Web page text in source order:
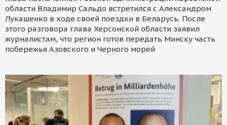
области Владимир Сальдо встретился с Александром
Лукашенко в ходе своей поездки в Беларусь. После
этого разговора глава Херсонской области заявил
журналистам, что регион готов передать Минску часть
побережья Азовского и Черного морей